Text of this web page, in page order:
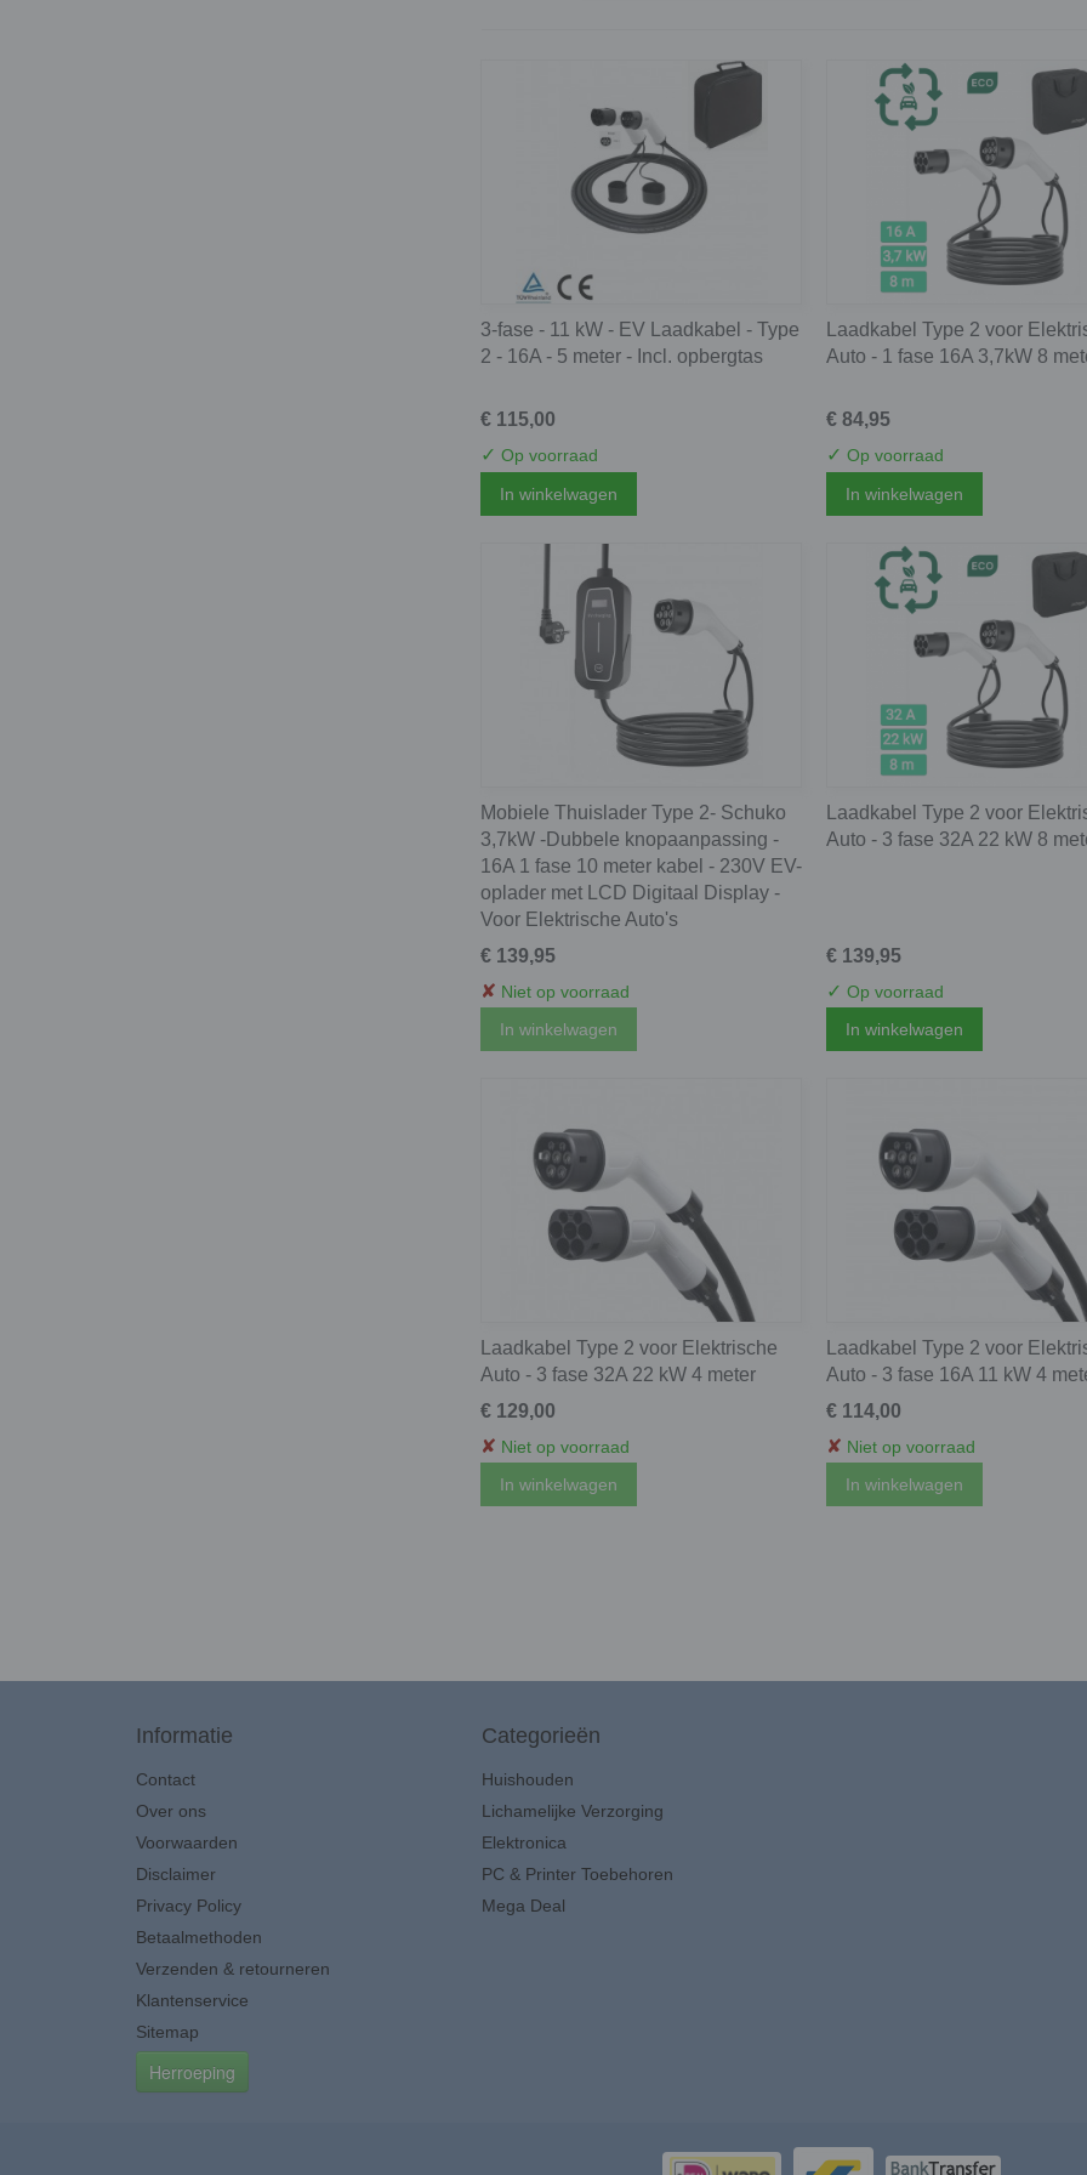
3-fase - 11 kW - EV Laadkabel - Type
2 - 16A - 5 meter - Incl. opbergtas
€ 115,00
✓ Op voorraad
In winkelwagen
Laadkabel Type 2 voor
Auto - 1 fase 16A 3,7kW 8
€ 84,95
✓ Op voorraad
In winkelwagen
Mobiele Thuislader Type 2- Schuko
3,7kW -Dubbele knopaanpassing -
16A 1 fase 10 meter kabel - 230V EV-
oplader met LCD Digitaal Display -
Voor Elektrische Auto's
€ 139,95
✘ Niet op voorraad
In winkelwagen
Laadkabel Type 2 voor
Auto - 3 fase 32A 22 kW 8
€ 139,95
✓ Op voorraad
In winkelwagen
Laadkabel Type 2 voor Elektrische
Auto - 3 fase 32A 22 kW 4 meter
€ 129,00
✘ Niet op voorraad
In winkelwagen
Laadkabel Type 2 voor
Auto - 3 fase 16A 11 kW 4
€ 114,00
✘ Niet op voorraad
In winkelwagen
Informatie
Contact
Over ons
Voorwaarden
Disclaimer
Privacy Policy
Betaalmethoden
Verzenden & retourneren
Klantenservice
Sitemap
Herroeping
Categorieën
Huishouden
Lichamelijke Verzorging
Elektronica
PC & Printer Toebehoren
Mega Deal